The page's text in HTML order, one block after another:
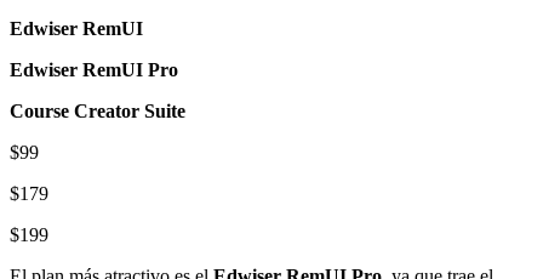
Edwiser RemUI
Edwiser RemUI Pro
Course Creator Suite
$99
$179
$199